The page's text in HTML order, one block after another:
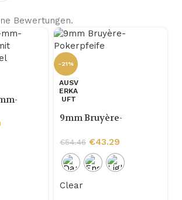
Bewertungen.
-21%
AUSV
ERKA
UFT
9mm Bruyère-
€54.46 €43.29
Clear